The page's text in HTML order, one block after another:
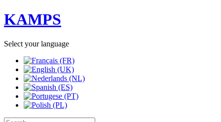
KAMPS
Select your language